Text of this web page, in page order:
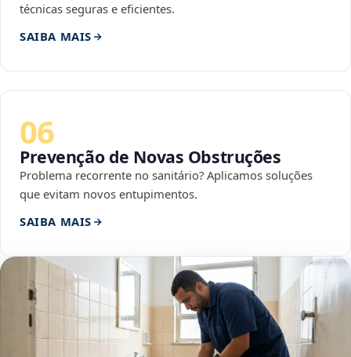
técnicas seguras e eficientes.
SAIBA MAIS
06
Prevenção de Novas Obstruções
Problema recorrente no sanitário? Aplicamos soluções
que evitam novos entupimentos.
SAIBA MAIS